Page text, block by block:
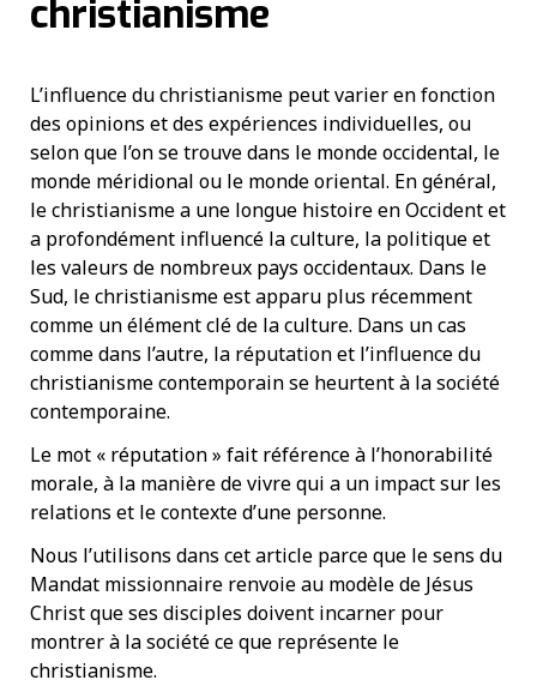
christianisme
L’influence du christianisme peut varier en fonction
des opinions et des expériences individuelles, ou
selon que l’on se trouve dans le monde occidental, le
monde méridional ou le monde oriental. En général,
le christianisme a une longue histoire en Occident et
a profondément influencé la culture, la politique et
les valeurs de nombreux pays occidentaux. Dans le
Sud, le christianisme est apparu plus récemment
comme un élément clé de la culture. Dans un cas
comme dans l’autre, la réputation et l’influence du
christianisme contemporain se heurtent à la société
contemporaine.
Le mot « réputation » fait référence à l’honorabilité
morale, à la manière de vivre qui a un impact sur les
relations et le contexte d’une personne.
Nous l’utilisons dans cet article parce que le sens du
Mandat missionnaire renvoie au modèle de Jésus
Christ que ses disciples doivent incarner pour
montrer à la société ce que représente le
christianisme.